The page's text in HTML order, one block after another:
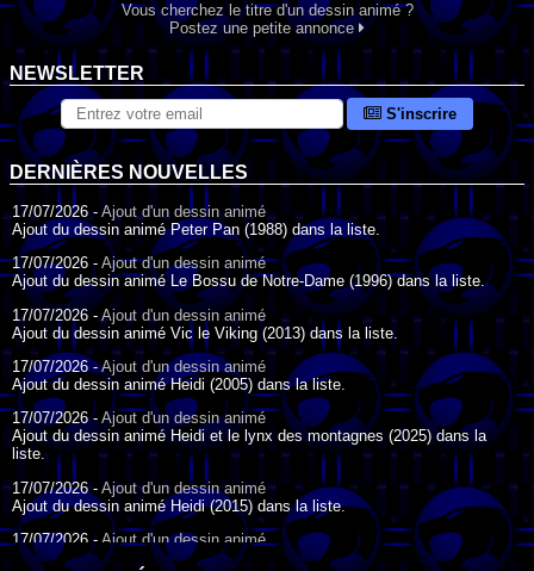
Vous cherchez le titre d'un dessin animé ?
Postez une petite annonce
NEWSLETTER
S'inscrire
DERNIÈRES NOUVELLES
17/07/2026 -Ajout d'un dessin animé
Ajout du dessin animé Peter Pan (1988) dans la liste.
17/07/2026 - Ajout d'un dessin animé
Ajout du dessin animé Le Bossu de Notre-Dame (1996) dans la liste.
17/07/2026 -Ajout d'un dessin animé
Ajout du dessin animé Vic le Viking (2013) dans la liste.
17/07/2026 -Ajout d'un dessin animé
Ajout du dessin animé Heidi (2005) dans la liste.
17/07/2026 -Ajout d'un dessin animé
Ajout du dessin animé Heidi et le lynx des montagnes (2025) dans la
liste.
17/07/2026 -Ajout d'un dessin animé
Ajout du dessin animé Heidi (2015) dans la liste.
17/07/2026 - Ajout d'un dessin animé
Ajout du dessin animé Heidi (1995) dans la liste.